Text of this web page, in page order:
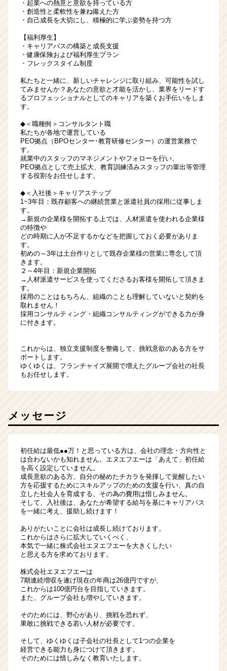
・起業への熱意と意欲を持っている方
・創造性と柔軟性を兼ね備えた方
・自己成長を大切にし、積極的に学ぶ姿勢を持つ方
【福利厚生】
・キャリアパスの構築と成長支援
・健康保険および福利厚生プラン
・フレックスタイム制度
私たちと一緒に、新しいチャレンジに取り組み、可能性を試し
てみませんか？あなたの意欲と才能を活かし、業界をリードす
るプロフェッショナルとしてのキャリアを築くお手伝いをしま
す。
◆＜職種例＞コンサルタント職
私たちが各地で運営している
PEO拠点（BPOセンター･教育研修センター）の運営業務で
す。
就業中のスタッフのマネジメントやフォローを行い、
PEO拠点として売上拡大、教育訓練済みスタッフの輩出等管理
する役割をお任せします。
◆＜入社後＞キャリアステップ
1~3年目：既存顧客への継続営業と派遣社員の採用に従事しま
す。
→新規の企業様を開拓する上では、人材派遣を使われる企業様
の特徴や
どの時期に人が不足するかなどを把握しておく必要がありま
す。
初めの～3年は土台作りとして既存企業様の営業に専念して頂
きます。
２～4年目：新規企業開拓
→人材派遣サービスを使ってくださるお客様を開拓して頂きま
す。
採用のことはもちろん、組織のことも理解していないと契約を
取れません！
採用コンサルティング・組織コンサルティングができる力が身
に付きます。
これからは、独立支援制度を整備して、挑戦意欲のある方をサ
ポートします。
ゆくゆくは、フランチャイズ展開で増えたグループ会社の社長
もお任せします。
メッセージ
初任給は最低●●万！と思っている方は、会社の理念・方向性と
は合わないかも知れません。エヌエフエーは「あえて」初任給
を高く設定していません。
成長意欲のある方、自分の秘めたチカラを発揮して覚醒したい
方を応援するためにスキルアップのための支援を行い、真の自
立した社会人を育成する、その為の費用は惜しみません。
そして、入社後は、あなたが希望する給与を基にキャリアパス
を一緒に考え、援助し続けます！
ありがたいことに会社は成長し続けております。
これからはさらに拡大していくべく、
本気で一緒に株式会社エヌエフエーを大きくしたい
と思える方を求めております。
株式会社エヌエフエーは
7期連続増収を遂げ現在の年商は26億円ですが、
これからは100億円台を目指していきます。
また、グループ会社も増やしていきます。
そのためには、野心があり、挑戦を恐れず、
果敢に挑戦できる若い人材が必要です。
そして、ゆくゆくは子会社の社長として1つの企業を
経営できる能力も身につけて頂きます。
そのためには惜しみなく教育いたします。